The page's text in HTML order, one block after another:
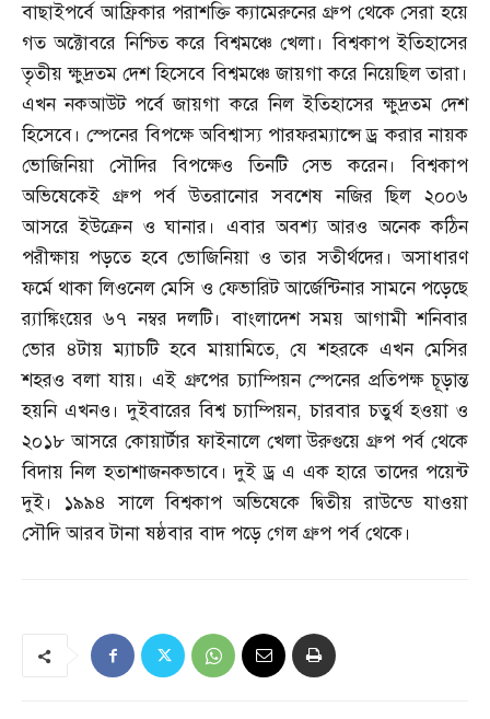
বাছাইপর্বে আফ্রিকার পরাশক্তি ক্যামেরুনের গ্রুপ থেকে সেরা হয়ে
গত অক্টোবরে নিশ্চিত করে বিশ্বমঞ্চে খেলা। বিশ্বকাপ ইতিহাসের
তৃতীয় ক্ষুদ্রতম দেশ হিসেবে বিশ্বমঞ্চে জায়গা করে নিয়েছিল তারা।
এখন নকআউট পর্বে জায়গা করে নিল ইতিহাসের ক্ষুদ্রতম দেশ
হিসেবে। স্পেনের বিপক্ষে অবিশ্বাস্য পারফরম্যান্সে ড্র করার নায়ক
ভোজিনিয়া সৌদির বিপক্ষেও তিনটি সেভ করেন। বিশ্বকাপ
অভিষেকেই গ্রুপ পর্ব উতরানোর সবশেষ নজির ছিল ২০০৬
আসরে ইউক্রেন ও ঘানার। এবার অবশ্য আরও অনেক কঠিন
পরীক্ষায় পড়তে হবে ভোজিনিয়া ও তার সতীর্থদের। অসাধারণ
ফর্মে থাকা লিওনেল মেসি ও ফেভারিট আর্জেন্টিনার সামনে পড়েছে
র‌্যাঙ্কিংয়ের ৬৭ নম্বর দলটি। বাংলাদেশ সময় আগামী শনিবার
ভোর ৪টায় ম্যাচটি হবে মায়ামিতে,যে শহরকে এখন মেসির
শহরও বলা যায়। এই গ্রুপের চ্যাম্পিয়ন স্পেনের প্রতিপক্ষ চূড়ান্ত
হয়নি এখনও। দুইবারের বিশ্ব চ্যাম্পিয়ন,চারবার চতুর্থ হওয়া ও
২০১৮ আসরে কোয়ার্টার ফাইনালে খেলা উরুগুয়ে গ্রুপ পর্ব থেকে
বিদায় নিল হতাশাজনকভাবে। দুই ড্র এ এক হারে তাদের পয়েন্ট
দুই। ১৯৯৪ সালে বিশ্বকাপ অভিষেকে দ্বিতীয় রাউন্ডে যাওয়া
সৌদি আরব টানা ষষ্ঠবার বাদ পড়ে গেল গ্রুপ পর্ব থেকে।